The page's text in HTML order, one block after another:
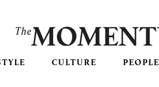
CULTURE PEOPLE